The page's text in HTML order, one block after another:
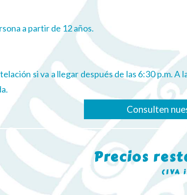
a partir de 12 años.
si va a llegar después de las 6:30 p.m.
Consulten
Precios
(IVA